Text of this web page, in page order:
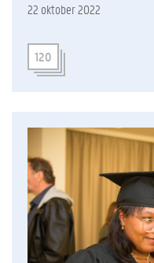
22 oktober 2022
120